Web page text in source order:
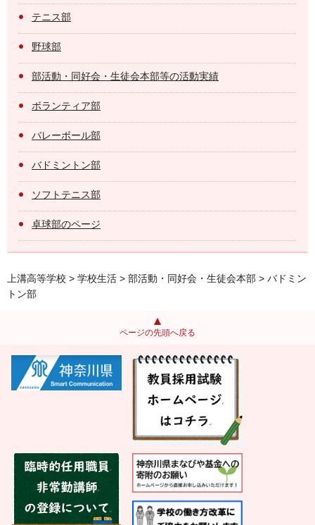
テニス部
野球部
部活動・同好会・生徒会本部等の活動実績
ボランティア部
バレーボール部
バドミントン部
ソフトテニス部
卓球部のページ
上溝高等学校 > 学校生活 > 部活動・同好会・生徒会本部 > バドミン
トン部
ページの先頭へ戻る